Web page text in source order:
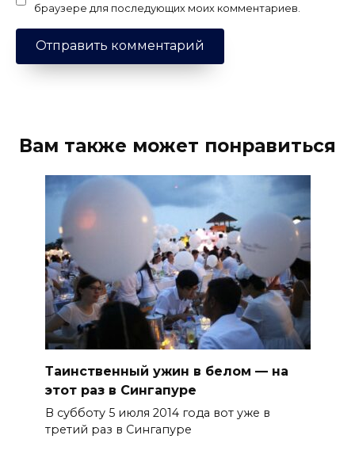
браузере для последующих моих комментариев.
Вам также может понравиться
Таинственный ужин в белом — на
этот раз в Сингапуре
В субботу 5 июля 2014 года вот уже в
третий раз в Сингапуре